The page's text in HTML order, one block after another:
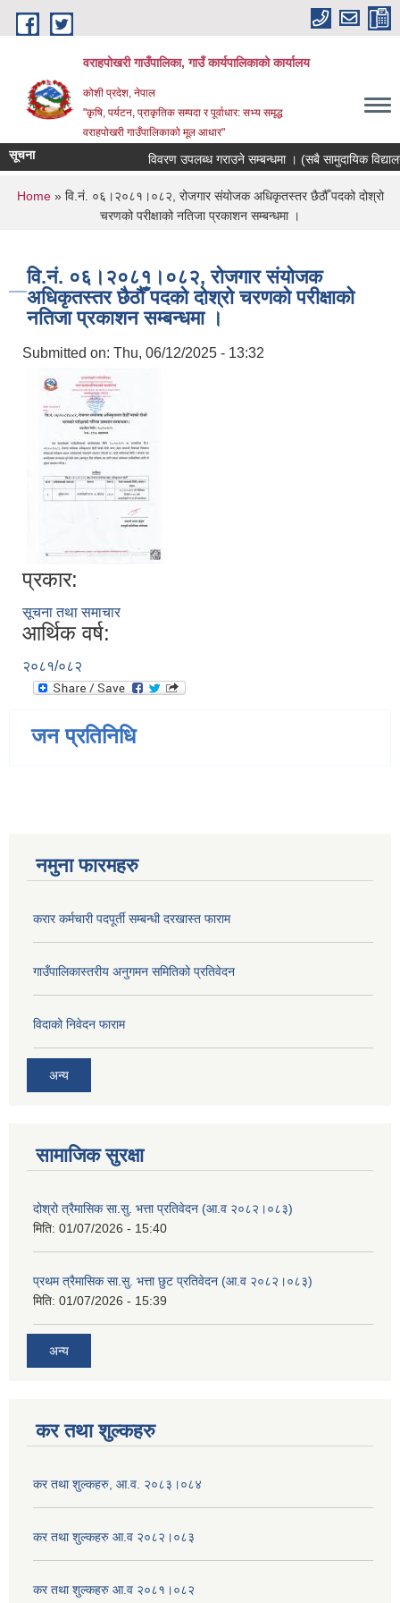
Skip to main content
वराहपोखरी गाउँपालिका, गाउँ कार्यपालिकाको कार्यालय
कोशी प्रदेश, नेपाल
"कृषि, पर्यटन, प्राकृतिक सम्पदा र पूर्वाधार: सभ्य समृद्ध
वराहपोखरी गाउँपालिकाको मूल आधार"
सूचना विवरण उपलब्ध गराउने सम्बन्धमा । (सबै सामुदायिक
You are here
Home» वि.नं. ०६।२०८१।०८२, रोजगार संयोजक अधिकृतस्तर छैठौँ पदको दोश्रो
चरणको परीक्षाको नतिजा प्रकाशन सम्बन्धमा ।
वि.नं. ०६।२०८१।०८२, रोजगार संयोजक
अधिकृतस्तर छैठौँ पदको दोश्रो चरणको परीक्षाको
नतिजा प्रकाशन सम्बन्धमा ।
Submitted on: Thu, 06/12/2025 - 13:32
प्रकार:
सूचना तथा समाचार
आर्थिक वर्ष:
२०८१/०८२
जन प्रतिनिधि
नमुना फारमहरु
करार कर्मचारी पदपूर्ती सम्बन्धी दरखास्त फाराम
गाउँपालिकास्तरीय अनुगमन समितिको प्रतिवेदन
विदाको निवेदन फाराम
अन्य
सामाजिक सुरक्षा
दोश्रो त्रैमासिक सा.सु. भत्ता प्रतिवेदन (आ.व २०८२।०८३)
मिति: 01/07/2026 - 15:40
प्रथम त्रैमासिक सा.सु. भत्ता छुट प्रतिवेदन (आ.व २०८२।०८३)
मिति: 01/07/2026 - 15:39
अन्य
कर तथा शुल्कहरु
कर तथा शुल्कहरु, आ.व. २०८३।०८४
कर तथा शुल्कहरु आ.व २०८२।०८३
कर तथा शुल्कहरु आ.व २०८१।०८२